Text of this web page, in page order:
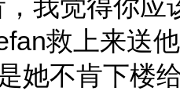
我觉得你应
救上来送
她不肯下楼